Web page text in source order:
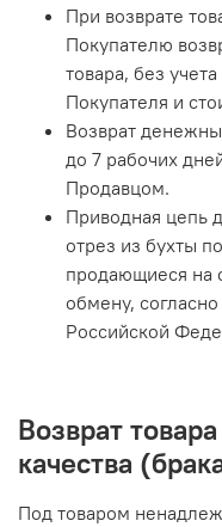
При возврате
Покупателю
товара, без
Покупателя и
Возврат
до 7 рабочих
Продавцом.
Приводная цепь
отрез из бухты
продающиеся на
обмену,
Российской
Возврат
качества
Под товаром